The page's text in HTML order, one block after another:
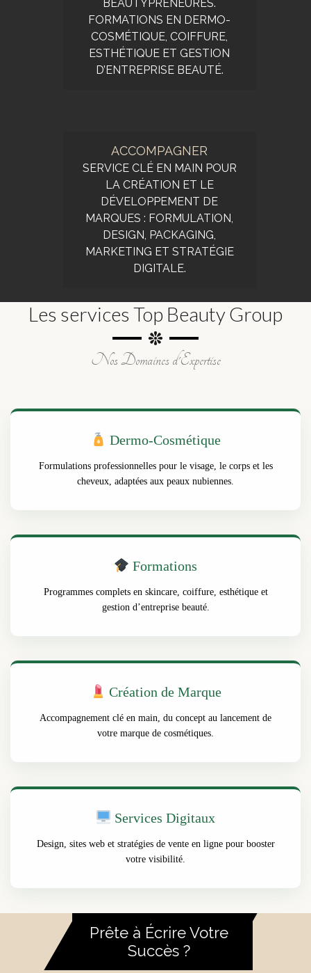
BEAUTYPRENEURES.
FORMATIONS EN DERMO-
COSMÉTIQUE, COIFFURE,
ESTHÉTIQUE ET GESTION
D’ENTREPRISE BEAUTÉ.
ACCOMPAGNER
SERVICE CLÉ EN MAIN POUR
LA CRÉATION ET LE
DÉVELOPPEMENT DE
MARQUES : FORMULATION,
DESIGN, PACKAGING,
MARKETING ET STRATÉGIE
DIGITALE.
Les services Top Beauty Group
Nos Domaines d'Expertise
Dermo-Cosmétique
Formulations professionnelles pour le visage, le corps et les
cheveux, adaptées aux peaux nubiennes.
Formations
Programmes complets en skincare, coiffure, esthétique et
gestion d’entreprise beauté.
Création de Marque
Accompagnement clé en main, du concept au lancement de
votre marque de cosmétiques.
Services Digitaux
Design, sites web et stratégies de vente en ligne pour booster
votre visibilité.
Prête à Écrire Votre
Succès ?